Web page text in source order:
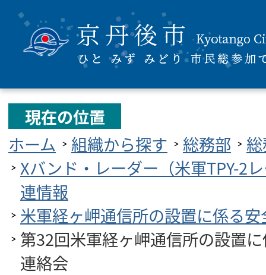
現在の位置
ホーム
組織から探す 総務部
Xバンド・レーダー（米軍TPY-2
連情報
米軍経ヶ岬通信所の設置に係る
第32回米軍経ヶ岬通信所の設置
連絡会